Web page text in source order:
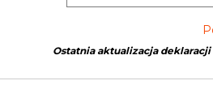
Ostatnia aktualizacja